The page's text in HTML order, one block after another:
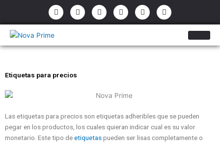
contenido
P
h
o
-
E
n
v
o
F
a
c
o
I
n
s
g
Y
o
u
b
W
h
a
a
Etiquetas para precios
Las etiquetas para precios son etiquetas adheribles que se pueden
pegar en los productos, los cuales quieran indicar cual es su valor
monetario. Este tipo deetiquetaspueden ser lisas completamente o